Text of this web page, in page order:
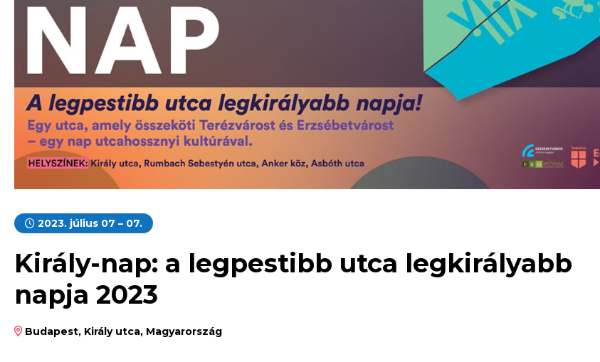
2023. július 07 – 07.
Király-nap: a legpestibb utca legkirályabb
napja 2023
Budapest, Király utca, Magyarország